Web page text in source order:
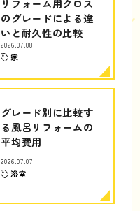
リフォーム用クロス
のグレードによる違
いと耐久性の比較
2026.07.08
家
グレード別に比較す
る風呂リフォームの
平均費用
2026.07.07
浴室